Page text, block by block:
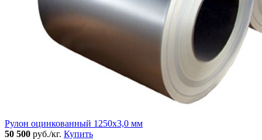
Рулон оцинкованный 1250х3,0 мм
50 500 руб./кг. Купить